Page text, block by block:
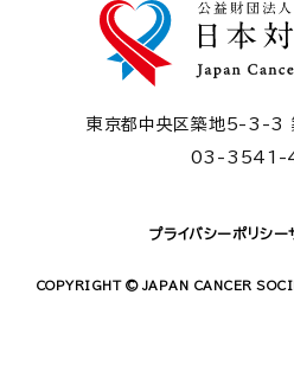
東京都中央区築地5-3-3
03-3541-
プライバシーポリシー
COPYRIGHT © JAPAN CANCER